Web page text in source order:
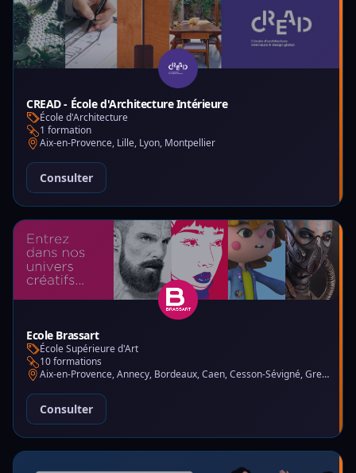
CREAD - École d'Architecture Intérieure
École d'Architecture
1 formation
Aix-en-Provence, Lille, Lyon, Montpellier
Consulter
Ecole Brassart
École Supérieure d'Art
10 formations
Aix-en-Provence, Annecy, Bordeaux, Caen, Cesson-Sévigné, Grenoble, Lille, Lyon, Montpellier, Nantes, Nice, Paris, Toulouse, Tours
Consulter